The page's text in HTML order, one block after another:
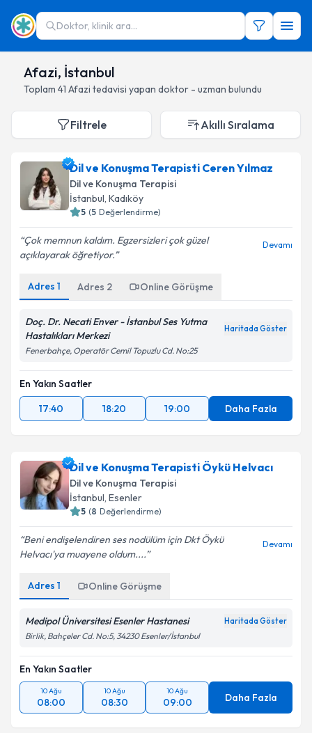
Doktor, klinik ara...
Afazi, İstanbul
Toplam 41 Afazi tedavisi yapan doktor - uzman bulundu
Filtrele Akıllı Sıralama
Dil ve Konuşma Terapisti Ceren Yılmaz
Dil ve Konuşma Terapisi
İstanbul, Kadıköy
5 (5 Değerlendirme)
Çok memnun kaldım. Egzersizleri çok güzel
açıklayarak öğretiyor.
Devamı
Adres 1 Adres 2 Online Görüşme
Doç. Dr. Necati Enver - İstanbul Ses Yutma
Hastalıkları Merkezi
Haritada Göster
Fenerbahçe, Operatör Cemil Topuzlu Cd. No:25
En Yakın Saatler
17:40
18:20 19:00 Daha Fazla
Dil ve Konuşma Terapisti Öykü Helvacı
Dil ve Konuşma Terapisi
İstanbul, Esenler
5 (8 Değerlendirme)
Beni endişelendiren ses nodülüm için Dkt Öykü
Helvacı'ya muayene oldum....
Devamı
Adres 1 Online Görüşme
Medipol Üniversitesi Esenler Hastanesi Haritada Göster
Birlik, Bahçeler Cd. No:5, 34230 Esenler/İstanbul
En Yakın Saatler
10 Ağu
08:00
10 Ağu
08:30
10 Ağu
09:00 Daha Fazla